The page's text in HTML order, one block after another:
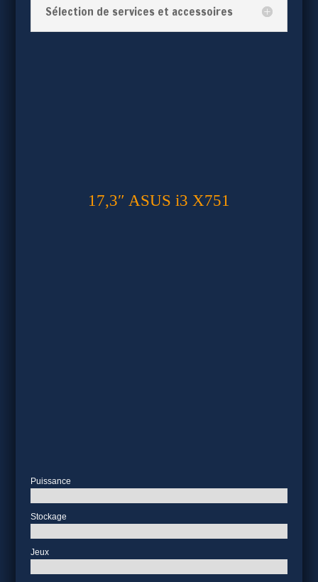
Sélection de services et accessoires
17,3″ ASUS i3 X751
Puissance
Stockage
Jeux